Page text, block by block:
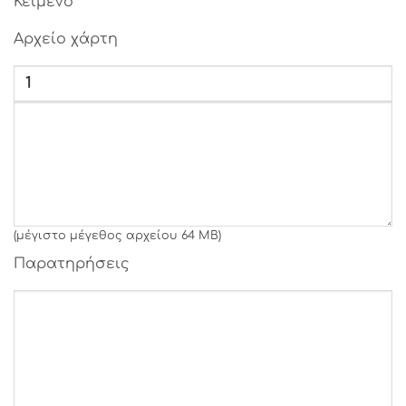
Γραμματοσειρά 27
Γραμματοσειρά 28
Γραμματοσειρά 31
Αρχείο χάρτη
(μέγιστο μέγεθος αρχείου 64 MB)
Παρατηρήσεις